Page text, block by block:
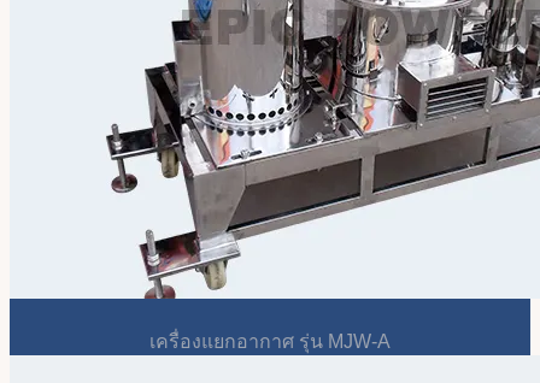
เครื่องแยกอากาศ รุ่น MJW-A